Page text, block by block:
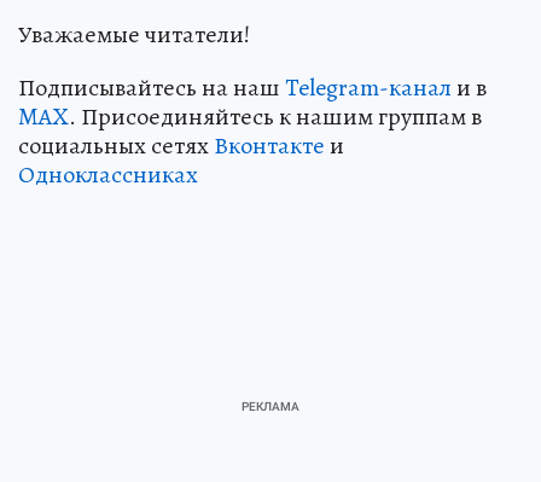
Уважаемые читатели!
Подписывайтесь на нашTelegram-канали в
MAX. Присоединяйтесь к нашим группам в
социальных сетяхВконтактеи
Одноклассниках